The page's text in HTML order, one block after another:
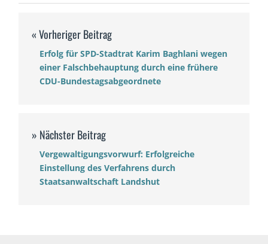
Erfolg für SPD-Stadtrat Karim Baghlani wegen
einer Falschbehauptung durch eine frühere
CDU-Bundestagsabgeordnete
Vergewaltigungsvorwurf: Erfolgreiche
Einstellung des Verfahrens durch
Staatsanwaltschaft Landshut